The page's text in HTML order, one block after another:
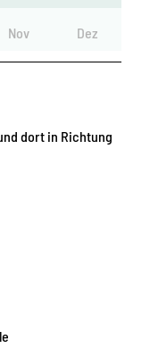
Nov Dez
dort in Richtung